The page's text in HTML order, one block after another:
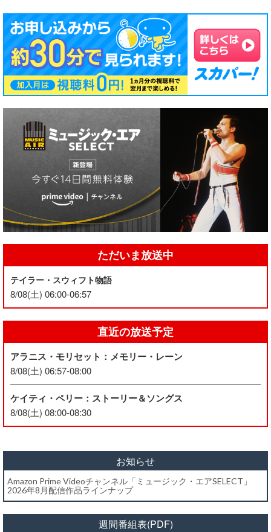
ただいま放送中
テイラー・スウィフト物語
8/08(土) 06:00-06:57
直近の放送予定
アラニス・モリセット：メモリー・レーン
8/08(土) 06:57-08:00
ケイティ・ペリー：ストーリー＆ソングス
8/08(土) 08:00-08:30
お知らせ
Amazon Prime Videoチャンネル「ミュージック・エアSELECT」
2026年8月配信作品ラインナップ
週間番組表(PDF)